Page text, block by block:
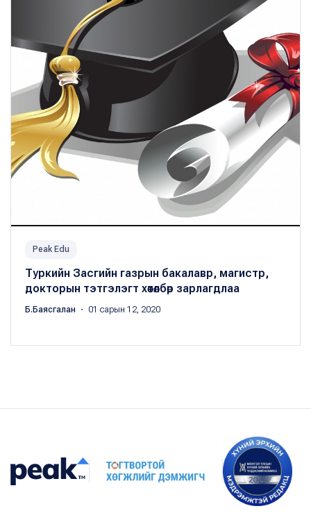
Peak Edu
Туркийн Засгийн газрын бакалавр, магистр,
докторын тэтгэлэгт хөтөлбөр зарлагдлаа
Б.Баясгалан ・ 01 сарын 12, 2020